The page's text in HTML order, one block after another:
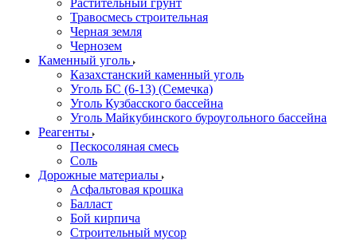
Растительный грунт
Травосмесь строительная
Черная земля
Чернозем
Каменный уголь
Казахстанский каменный уголь
Уголь БС (6-13) (Семечка)
Уголь Кузбасского бассейна
Уголь Майкубинского буроугольного бассейна
Реагенты
Пескосоляная смесь
Соль
Дорожные материалы
Асфальтовая крошка
Балласт
Бой кирпича
Строительный мусор